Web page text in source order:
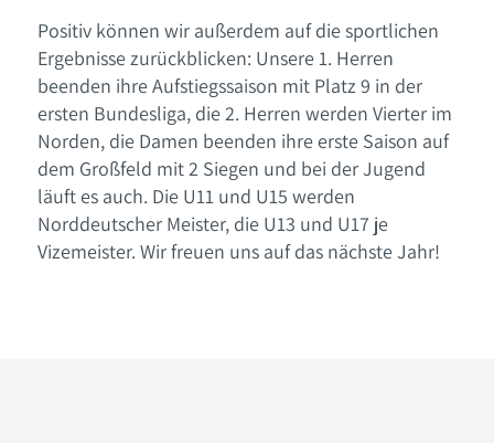
Positiv können wir außerdem auf die sportlichen
Ergebnisse zurückblicken: Unsere 1. Herren
beenden ihre Aufstiegssaison mit Platz 9 in der
ersten Bundesliga, die 2. Herren werden Vierter im
Norden, die Damen beenden ihre erste Saison auf
dem Großfeld mit 2 Siegen und bei der Jugend
läuft es auch. Die U11 und U15 werden
Norddeutscher Meister, die U13 und U17 je
Vizemeister. Wir freuen uns auf das nächste Jahr!